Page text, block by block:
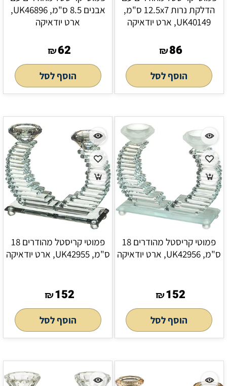
הדלקת נרות 12.5x7 ס"מ,
UK40149, ארט יודאיקה
₪86
הוסף לסל
אבנים 8.5 ס"מ, UK46896,
ארט יודאיקה
₪62
הוסף לסל
פמוטי קריסטל מהודרים 18
ס"מ, UK42956, ארט יודאיקה
₪152
הוסף לסל
פמוטי קריסטל מהודרים 18
ס"מ, UK42955, ארט יודאיקה
₪152
הוסף לסל